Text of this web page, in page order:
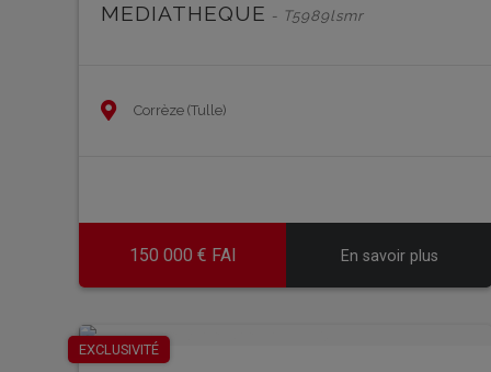
MEDIATHEQUE - T5989lsmr
Corrèze (Tulle)
150 000 € FAI En savoir plus
EXCLUSIVITÉ